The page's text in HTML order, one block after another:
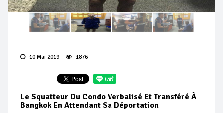
10 Mai 2019 1876
Le Squatteur Du Condo Verbalisé Et Transféré À
Bangkok En Attendant Sa Déportation